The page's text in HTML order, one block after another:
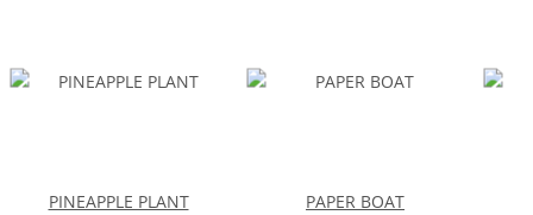
PINEAPPLE PLANT
PAPER BOAT